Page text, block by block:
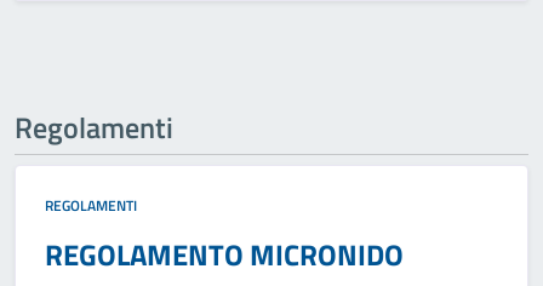
Regolamenti
REGOLAMENTI
REGOLAMENTO MICRONIDO